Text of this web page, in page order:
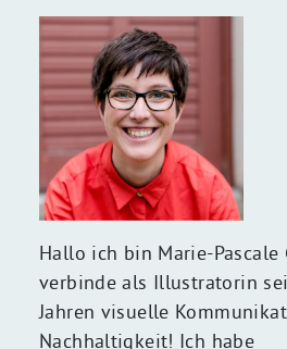
Hallo ich bin Marie-Pascale
verbinde als Illustratorin
Jahren visuelle
Nachhaltigkeit! Ich habe